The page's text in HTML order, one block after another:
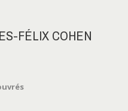
FÉLIX COHEN